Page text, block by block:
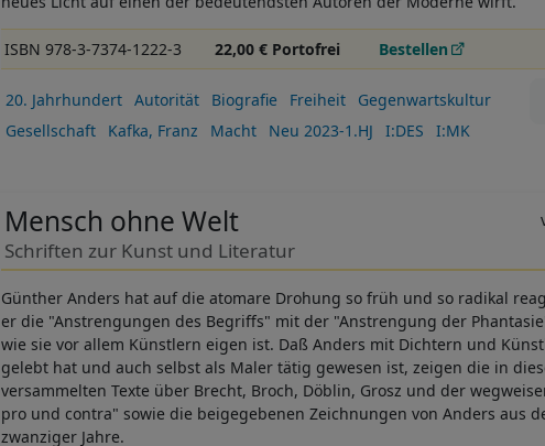
ISBN 978-3-7374-1222-3 22,00 € Portofrei Bestellen
20. Jahrhundert Autorität Biografie Freiheit
Gegenwartskultur
Gesellschaft
Kafka, Franz Macht Neu 2023-1.HJ I:DES I:MK
Mensch ohne Welt
Schriften zur Kunst und Literatur
Günther Anders hat auf die atomare Drohung so früh und so radikal
er die "Anstrengungen des Begriffs" mit der "Anstrengung der
wie sie vor allem Künstlern eigen ist. Daß Anders mit Dichtern und
gelebt hat und auch selbst als Maler tätig gewesen ist, zeigen die in
versammelten Texte über Brecht, Broch, Döblin, Grosz und der
pro und contra" sowie die beigegebenen Zeichnungen von Anders aus
zwanziger Jahre.